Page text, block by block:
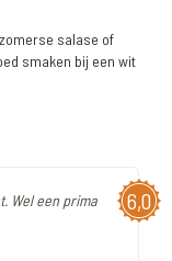
salase of
smaken bij een wit
6,0
Wel een prima